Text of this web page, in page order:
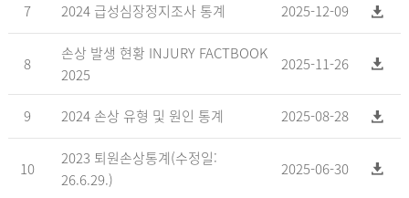
7 2024 급성심장정지조사 통계 2025-12-09
8
손상 발생 현황 INJURY FACTBOOK
2025
2025-11-26
9 2024 손상 유형 및 원인 통계 2025-08-28
10
2023 퇴원손상통계(수정일:
26.6.29.)
2025-06-30